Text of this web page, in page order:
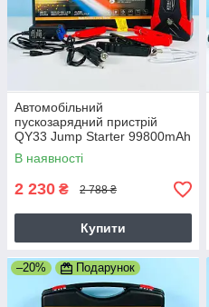
Автомобільний
пускозарядний пристрій
QY33 Jump Starter 99800mAh
4USB
В наявності
2 230 ₴ 2 788 ₴
Купити
–20% Подарунок